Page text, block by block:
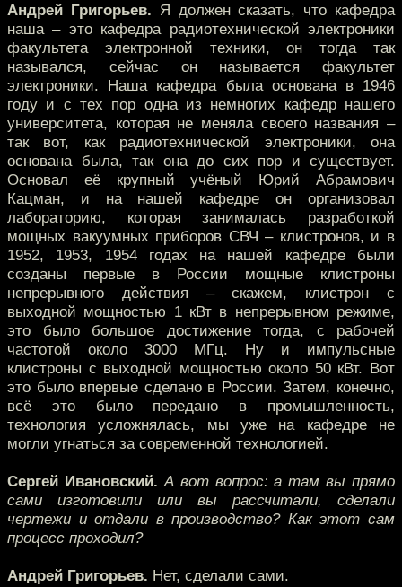
Андрей Григорьев. Я должен сказать, что кафедра
наша – это кафедра радиотехнической электроники
факультета электронной техники, он тогда так
назывался, сейчас он называется факультет
электроники. Наша кафедра была основана в 1946
году и с тех пор одна из немногих кафедр нашего
университета, которая не меняла своего названия –
так вот, как радиотехнической электроники, она
основана была, так она до сих пор и существует.
Основал её крупный учёный Юрий Абрамович
Кацман, и на нашей кафедре он организовал
лабораторию, которая занималась разработкой
мощных вакуумных приборов СВЧ – клистронов, и в
1952, 1953, 1954 годах на нашей кафедре были
созданы первые в России мощные клистроны
непрерывного действия – скажем, клистрон с
выходной мощностью 1 кВт в непрерывном режиме,
это было большое достижение тогда, с рабочей
частотой около 3000 МГц. Ну и импульсные
клистроны с выходной мощностью около 50 кВт. Вот
это было впервые сделано в России. Затем, конечно,
всё это было передано в промышленность,
технология усложнялась, мы уже на кафедре не
могли угнаться за современной технологией.
Сергей Ивановский. А вот вопрос: а там вы прямо
сами изготовили или вы рассчитали, сделали
чертежи и отдали в производство? Как этот сам
процесс проходил?
Андрей Григорьев. Нет, сделали сами.